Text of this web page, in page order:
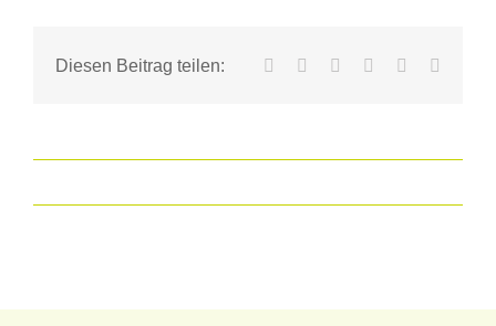
Diesen Beitrag teilen: Facebook LinkedInWhatsApp
Tumblr